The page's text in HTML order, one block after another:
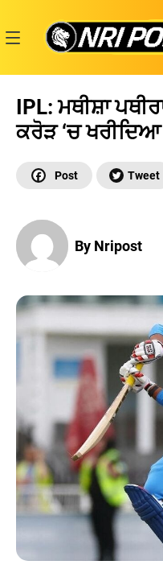
content
IPL: ਮਥੀਸ਼ਾ
ਕਰੋੜ ‘ਚ ਖਰੀਦਿਆ
By Nripost